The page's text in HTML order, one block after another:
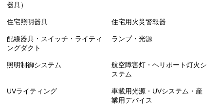
器具）
住宅照明器具 住宅用火災警報器
配線器具・スイッチ・ライティ
ングダクト
ランプ・光源
照明制御システム
航空障害灯・ヘリポート灯火シ
ステム
UVライティング
車載用光源・UVシステム・産
業用デバイス